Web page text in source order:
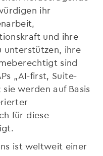
ihr
und ihre
unterstützen, ihre
sind
„AI-first, Suite-
werden auf Basis
für diese
ist weltweit einer